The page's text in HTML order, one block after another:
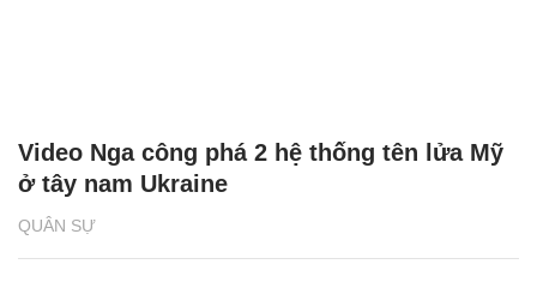
QUÂN SỰ
Video Nga công phá 2 hệ thống tên lửa Mỹ
ở tây nam Ukraine